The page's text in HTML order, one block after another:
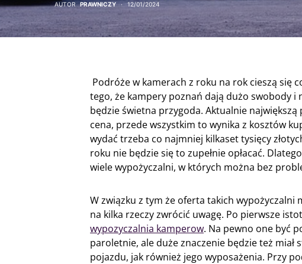
AUTOR PRAWNICZY 12/01/2024
Podróże w kamerach z roku na rok cieszą się
tego, że kampery poznań dają dużo swobody i
będzie świetna przygoda. Aktualnie
cena, przede wszystkim to wynika z kosztów
wydać trzeba co najmniej kilkaset tysięcy
roku nie będzie się to zupełnie opłacać.
wiele wypożyczalni, w których można bez
W związku z tym że oferta takich
na kilka rzeczy zwrócić uwagę. Po pierwsze
wypozyczalnia kamperow. Na pewno one być
paroletnie, ale duże znaczenie będzie też
pojazdu, jak również jego wyposażenia. Przy